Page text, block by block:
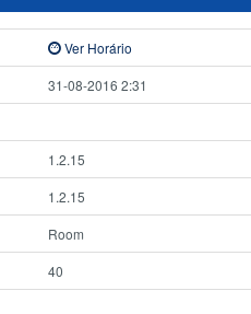
Ver Horário
31-08-2016 2:31
1.2.15
1.2.15
Room
40